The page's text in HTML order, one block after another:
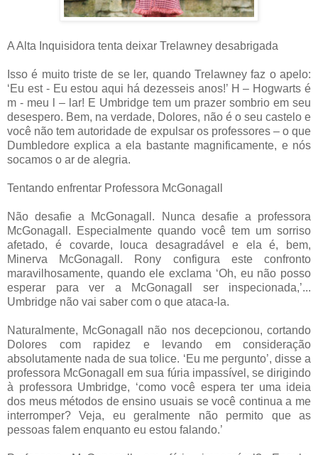
A Alta Inquisidora tenta deixar Trelawney desabrigada
Isso é muito triste de se ler, quando Trelawney faz o apelo:
‘Eu est - Eu estou aqui há dezesseis anos!’ H – Hogwarts é
m - meu l – lar! E Umbridge tem um prazer sombrio em seu
desespero. Bem, na verdade, Dolores, não é o seu castelo e
você não tem autoridade de expulsar os professores – o que
Dumbledore explica a ela bastante magnificamente, e nós
socamos o ar de alegria.
Tentando enfrentar Professora McGonagall
Não desafie a McGonagall. Nunca desafie a professora
McGonagall. Especialmente quando você tem um sorriso
afetado, é covarde, louca desagradável e ela é, bem,
Minerva McGonagall. Rony configura este confronto
maravilhosamente, quando ele exclama ‘Oh, eu não posso
esperar para ver a McGonagall ser inspecionada,’...
Umbridge não vai saber com o que ataca-la.
Naturalmente, McGonagall não nos decepcionou, cortando
Dolores com rapidez e levando em consideração
absolutamente nada de sua tolice. ‘Eu me pergunto’, disse a
professora McGonagall em sua fúria impassível, se dirigindo
à professora Umbridge, ‘como você espera ter uma ideia
dos meus métodos de ensino usuais se você continua a me
interromper? Veja, eu geralmente não permito que as
pessoas falem enquanto eu estou falando.’